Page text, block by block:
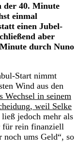
der 40. Minute
einmal
einen Jubel-
aber
durch Nuno
Start nimmt
Wind aus den
Wechsel in seinem
weil Selke
ließ jedoch mehr als
für rein finanziell
noch ums Geld“, so